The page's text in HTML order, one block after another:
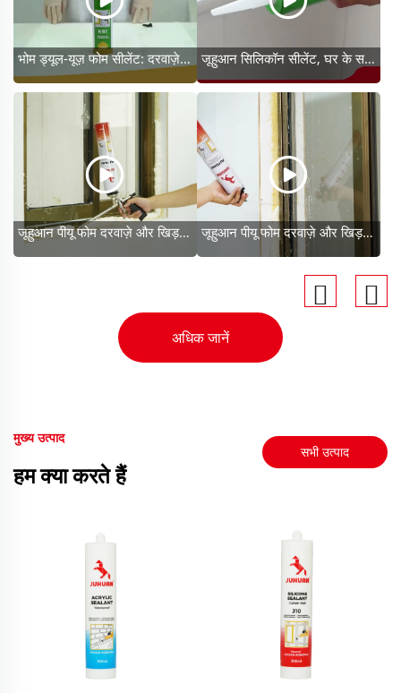
भोम ड्यूल-यूज़ फोम सीलेंट: दरवाज़े/खिड़की के अंतर को भरने के लिए फाइन-सेल्ड, उच्च प्रत्यास्थता और कठोरता वाला जूहुआन सिलिकॉन सीलेंट, घर के सजावट के लिए आवश्यक सीलेंट।
जूहुआन पीयू फोम दरवाज़े और खिड़की के फ्रेम के निर्धारण और अंतराल को भरने के लिए उपयोग किया जाता है। जूहुआन पीयू फोम दरवाज़े और खिड़की के फ्रेम के निर्धारण और अंतराल को भरने के लिए उपयोग किया जाता है।
अधिक जानें
मुख्य उत्पाद
हम क्या करते हैं
सभी उत्पाद